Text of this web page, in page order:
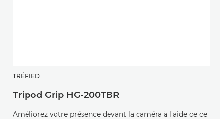
TRÉPIED
Tripod Grip HG-200TBR
Améliorez votre présence devant la caméra à l'aide de ce